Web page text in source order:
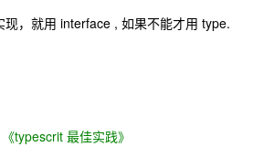
，就用 interface , 如果不能才用 type.
《typescrit 最佳实践》